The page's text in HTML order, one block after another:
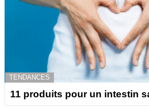
TENDANCES
11 produits pour un intestin